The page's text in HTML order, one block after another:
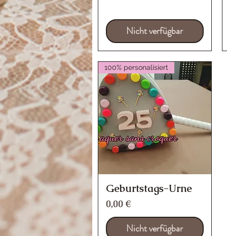
Nicht verfügbar
Schnellansicht
100% personalisiert
Geburtstags-Urne
Preis
0,00 €
Nicht verfügbar